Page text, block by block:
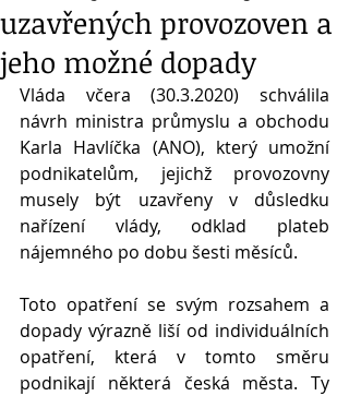
uzavřených provozoven a
jeho možné dopady
Vláda včera (30.3.2020) schválila
návrh ministra průmyslu a obchodu
Karla Havlíčka (ANO), který umožní
podnikatelům, jejichž provozovny
musely být uzavřeny v důsledku
nařízení vlády, odklad plateb
nájemného po dobu šesti měsíců.
Toto opatření se svým rozsahem a
dopady výrazně liší od individuálních
opatření, která v tomto směru
podnikají některá česká města. Ty